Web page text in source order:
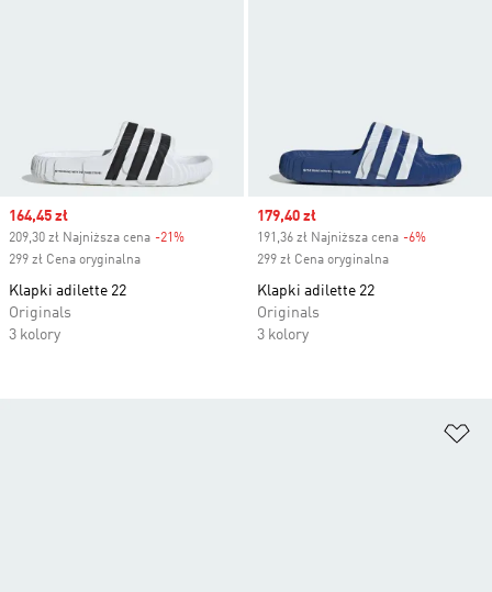
Sale price
164,45 zł
209,30 zł Najniższa cena -21%
299 zł Cena oryginalna
Klapki adilette 22
Originals
3 kolory
Sale price
179,40 zł
191,36 zł Najniższa cena -6%
299 zł Cena oryginalna
Klapki adilette 22
Originals
3 kolory